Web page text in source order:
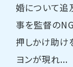
婚について追
事を監督の
押しかけ助け
ヨンが現れ...